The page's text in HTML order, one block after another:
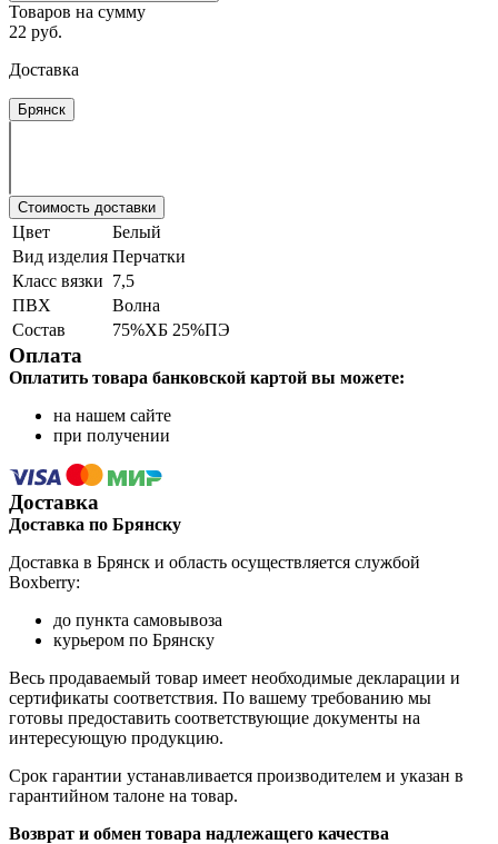
Товаров на сумму
22 руб.
Доставка
Брянск
Стоимость доставки
Цвет
Белый
Вид изделия Перчатки
Класс вязки 7,5
ПВХ
Волна
Состав
75%ХБ 25%ПЭ
Оплата
Оплатить товара банковской картой вы можете:
на нашем сайте
при получении
Доставка
Доставка по Брянску
Доставка в Брянск и область осуществляется службой
Boxberry:
до пункта самовывоза
курьером по Брянску
Весь продаваемый товар имеет необходимые декларации и
сертификаты соответствия. По вашему требованию мы
готовы предоставить соответствующие документы на
интересующую продукцию.
Срок гарантии устанавливается производителем и указан в
гарантийном талоне на товар.
Возврат и обмен товара надлежащего качества